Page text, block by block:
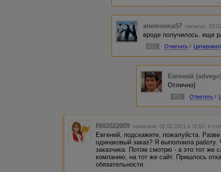
anemonna57 написал
вроде получилось. еще
#11 Ответить /
Евгений
Отлично)
#12 Ответить /
RI02022009 написала 05.02.2021 в 11:52 в
Евгений, подскажите, пожалуйста.
одинаковый заказ? Я выполнила работу.
заказчика. Потом смотрю - а это тот же
компанию, на тот же сайт. Пришлось
обязательности.